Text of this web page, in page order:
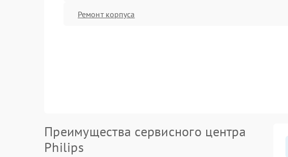
Ремонт корпуса
Преимущества сервисного центра
Philips